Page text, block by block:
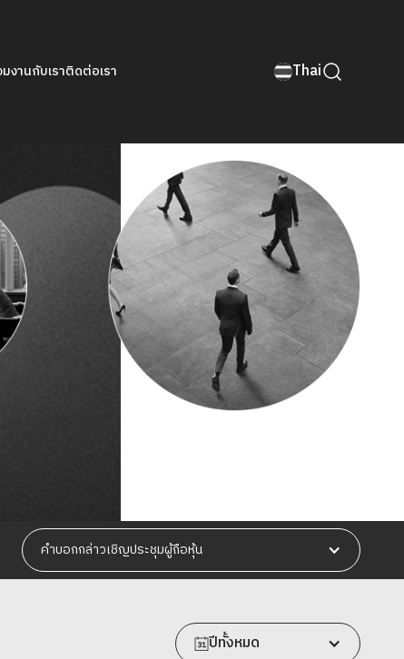
งานกับเราติดต่อเรา Thai
คำบอกกล่าวเชิญประชุมผู้ถือหุ้น
ปีทั้งหมด